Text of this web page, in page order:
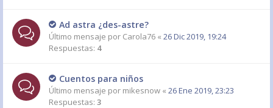
Ad astra ¿des-astre?
Último mensaje por Carola76 « 26 Dic 2019, 19:24
Respuestas: 4
Cuentos para niños
Último mensaje por mikesnow « 26 Ene 2019, 23:23
Respuestas: 3